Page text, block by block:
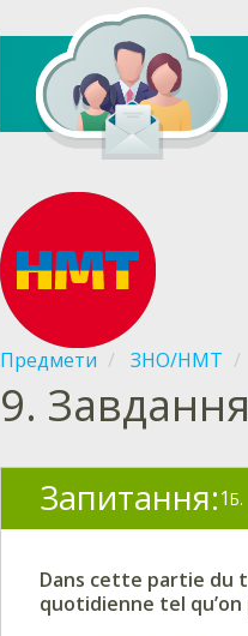
Предмети ЗНО/НМТ
9.
Запитання:1Б.
Dans cette partie du
quotidienne tel